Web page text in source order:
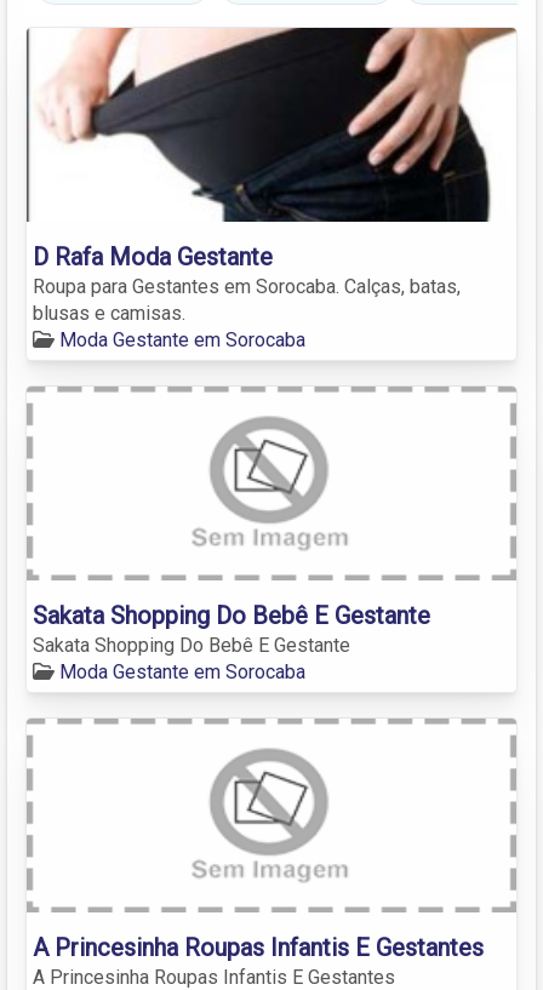
D Rafa Moda Gestante
Roupa para Gestantes em Sorocaba. Calças, batas,
blusas e camisas.
Moda Gestante em Sorocaba
Sakata Shopping Do Bebê E Gestante
Sakata Shopping Do Bebê E Gestante
Moda Gestante em Sorocaba
A Princesinha Roupas Infantis E Gestantes
A Princesinha Roupas Infantis E Gestantes